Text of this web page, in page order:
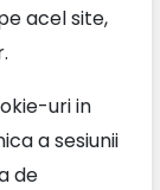
acel site,
uri in
a sesiunii
de